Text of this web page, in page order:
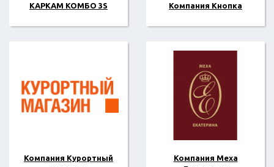
КАРКАМ КОМБО 3S Компания Кнопка
Компания Курортный
Компания Меха